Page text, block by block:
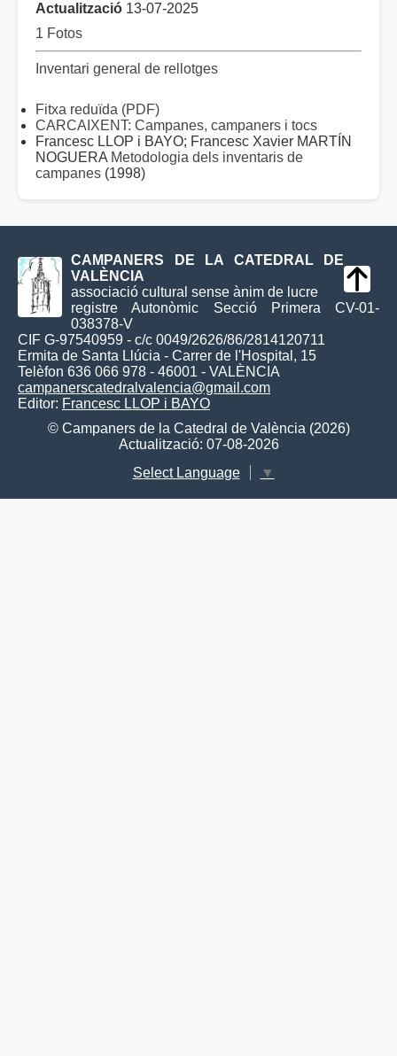
Actualització 13-07-2025
1 Fotos
Inventari general de rellotges
Fitxa reduïda (PDF)
CARCAIXENT: Campanes, campaners i tocs
Francesc LLOP i BAYO; Francesc Xavier MARTÍN
NOGUERA Metodologia dels inventaris de
campanes (1998)
CAMPANERS DE LA CATEDRAL DE
VALÈNCIA
associació cultural sense ànim de lucre
registre Autonòmic Secció Primera CV-01-
038378-V
CIF G-97540959 - c/c 0049/2626/86/2814120711
Ermita de Santa Llúcia - Carrer de l'Hospital, 15
Telèfon 636 066 978 - 46001 - VALÈNCIA
campanerscatedralvalencia@gmail.com
Editor: Francesc LLOP i BAYO
© Campaners de la Catedral de València (2026)
Actualització: 07-08-2026
Select Language
▼